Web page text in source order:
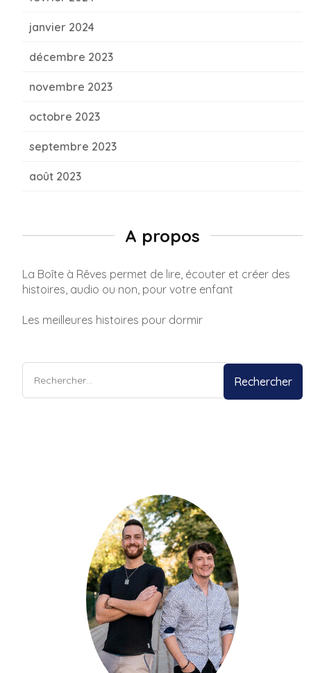
janvier 2024
décembre 2023
novembre 2023
octobre 2023
septembre 2023
août 2023
A propos
La Boîte à Rêves permet de lire, écouter et créer des
histoires, audio ou non, pour votre enfant
Les meilleures histoires pour dormir